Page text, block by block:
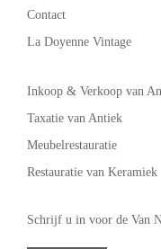
Contact
La Doyenne Vintage
Inkoop & Verkoop van
Taxatie van Antiek
Meubelrestauratie
Restauratie van Keramiek
Schrijf u in voor de Van